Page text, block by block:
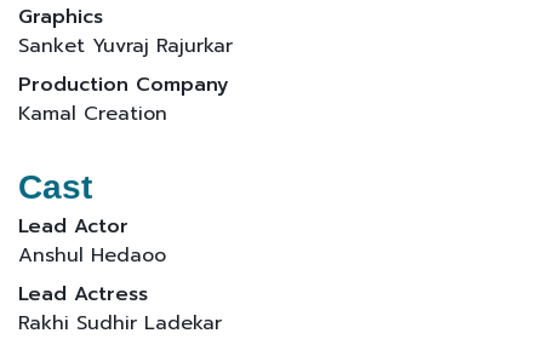
Graphics
Sanket Yuvraj Rajurkar
Production Company
Kamal Creation
Cast
Lead Actor
Anshul Hedaoo
Lead Actress
Rakhi Sudhir Ladekar